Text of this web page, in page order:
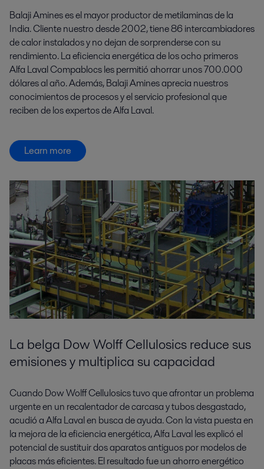
Balaji Amines es el mayor productor de metilaminas de la
India. Cliente nuestro desde 2002, tiene 86 intercambiadores
de calor instalados y no dejan de sorprenderse con su
rendimiento. La eficiencia energética de los ocho primeros
Alfa Laval Compablocs les permitió ahorrar unos 700.000
dólares al año. Además, Balaji Amines aprecia nuestros
conocimientos de procesos y el servicio profesional que
reciben de los expertos de Alfa Laval.
Learn more
La belga Dow Wolff Cellulosics reduce sus
emisiones y multiplica su capacidad
Cuando Dow Wolff Cellulosics tuvo que afrontar un problema
urgente en un recalentador de carcasa y tubos desgastado,
acudió a Alfa Laval en busca de ayuda. Con la vista puesta en
la mejora de la eficiencia energética, Alfa Laval les explicó el
potencial de sustituir dos aparatos antiguos por modelos de
placas más eficientes. El resultado fue un ahorro energético